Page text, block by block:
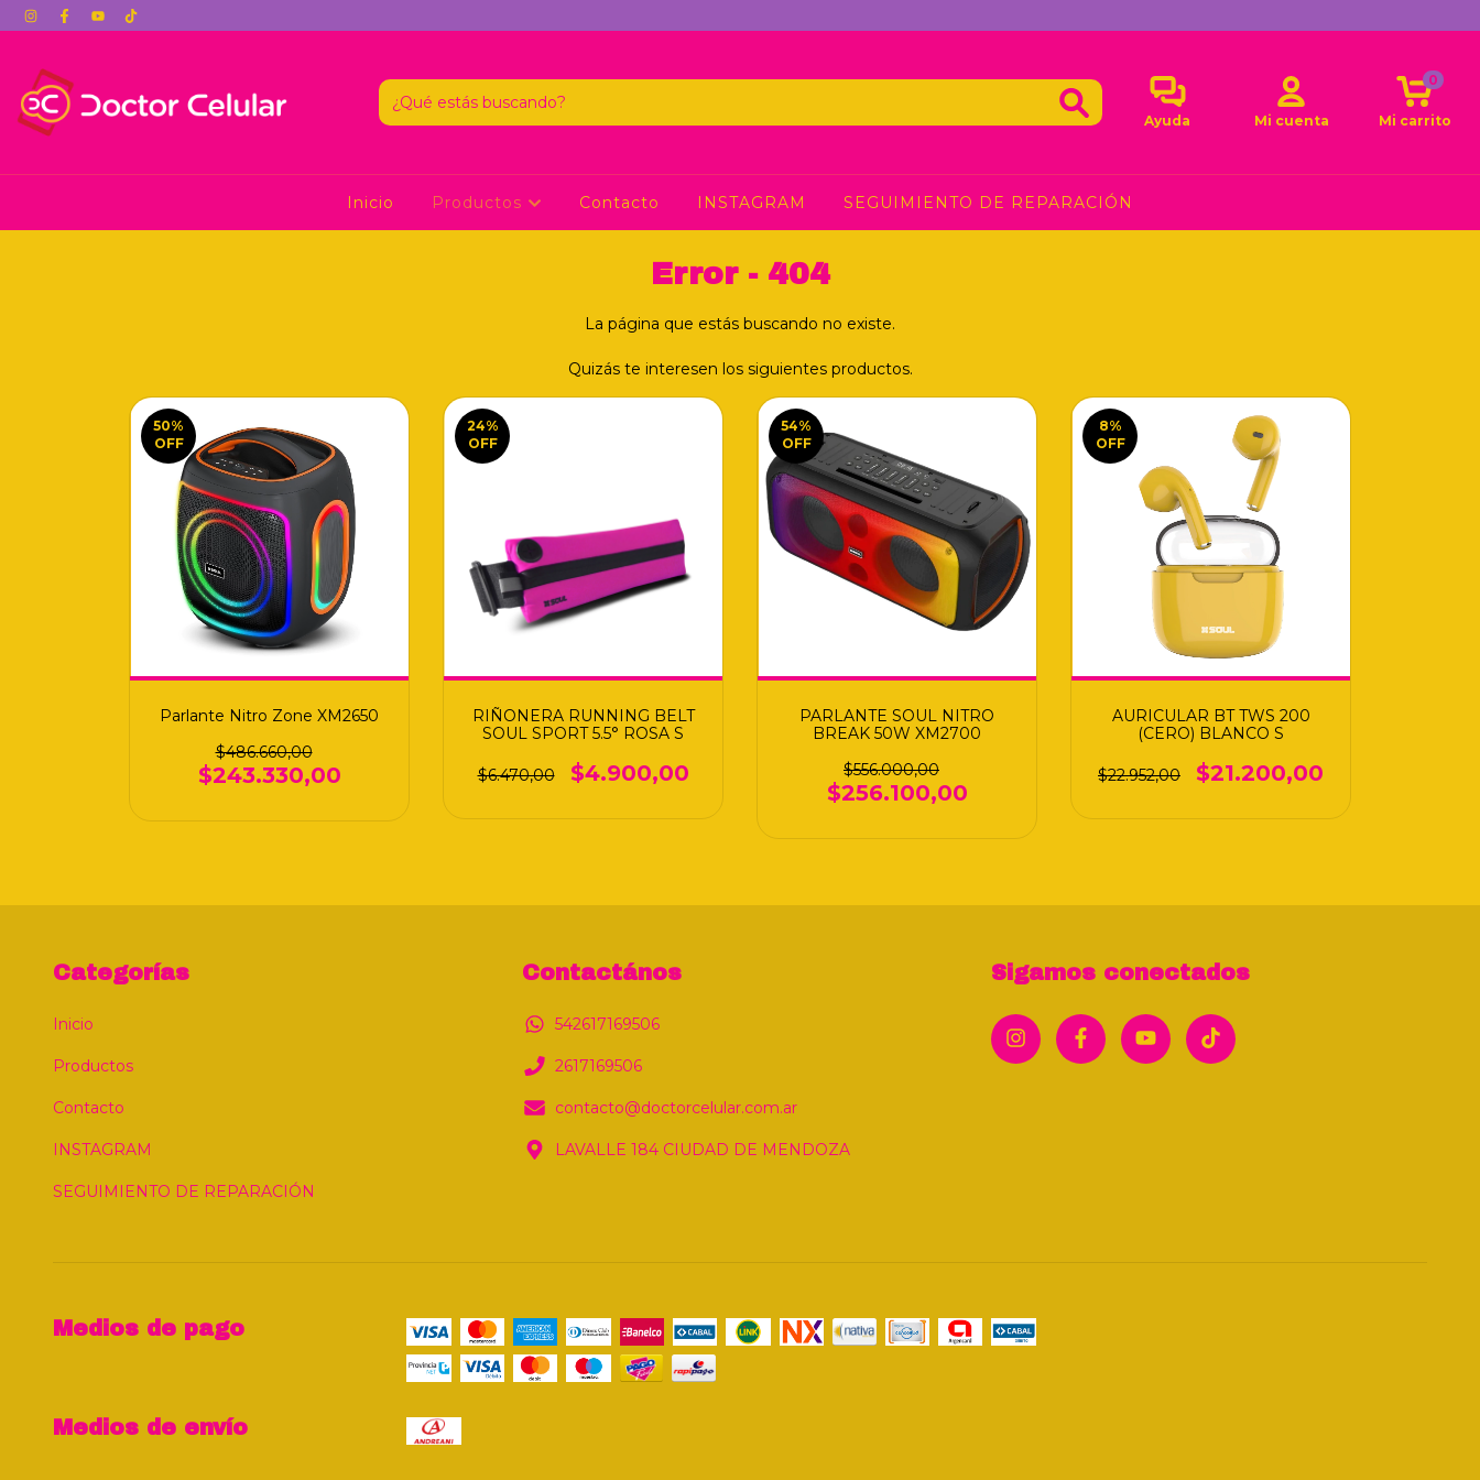
Ayuda Mi cuenta Mi carrito
0
Inicio Productos Contacto INSTAGRAM SEGUIMIENTO DE REPARACIÓN
Error - 404
La página que estás buscando no existe.
Quizás te interesen los siguientes productos.
50%
OFF
Parlante Nitro Zone XM2650
$486.660,00
$243.330,00
24%
OFF
RIÑONERA RUNNING BELT
SOUL SPORT 5.5° ROSA S
$6.470,00 $4.900,00
54%
OFF
PARLANTE SOUL NITRO
BREAK 50W XM2700
$556.000,00
$256.100,00
8%
OFF
AURICULAR BT TWS 200
(CERO) BLANCO S
$22.952,00 $21.200,00
Categorías
Inicio
Productos
Contacto
INSTAGRAM
SEGUIMIENTO DE REPARACIÓN
Contactános
542617169506
2617169506
contacto@doctorcelular.com.ar
LAVALLE 184 CIUDAD DE MENDOZA
Sigamos conectados
Medios de pago
Medios de envío